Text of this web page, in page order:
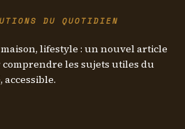
DU QUOTIDIEN
lifestyle : un nouvel article
les sujets utiles du